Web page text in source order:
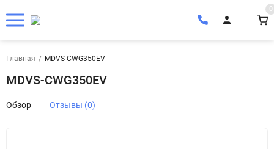
0
Главная / MDVS-CWG350EV
MDVS-CWG350EV
Обзор Отзывы (0)